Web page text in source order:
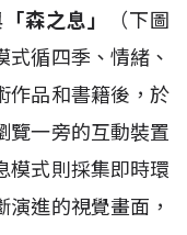
「森之息」
（下圖
循四季、情緒、
作品和書籍後，於
覽一旁的互動裝置
模式則採集即時環
進的視覺畫面，